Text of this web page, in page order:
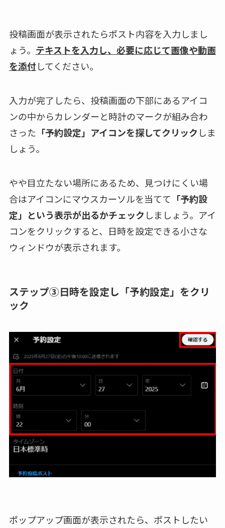
投稿画面が表示されたらポスト内容を入力しまし
ょう。 テキストを入力し、必要に応じて画像や動画
を添付してください。
入力が完了したら、投稿画面の下部にあるアイコ
ンの中からカレンダーと時計のマークが組み合わ
さった 「予約設定」アイコンを探してクリック しま
しょう。
やや目立たない場所にあるため、見つけにくい場
合はアイコンにマウスカーソルを当てて 「予約設
定」という表示が出るかチェック しましょう。アイ
コンをクリックすると、日時を設定できる小さな
ウィンドウが表示されます。
ステップ③日時を設定し「予約設定」をクリ
ック
ポップアップ画面が表示されたら、ポストしたい